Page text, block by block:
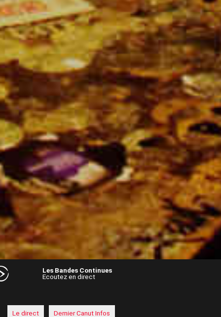
Les Bandes Continues
Ecoutez en direct
Le direct Dernier Canut Infos